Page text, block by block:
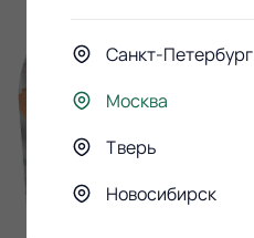
Санкт-Петербург
Москва
Тверь
Новосибирск